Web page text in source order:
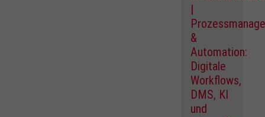
|
&
Automation:
Digitale
Workflows,
DMS, KI
und